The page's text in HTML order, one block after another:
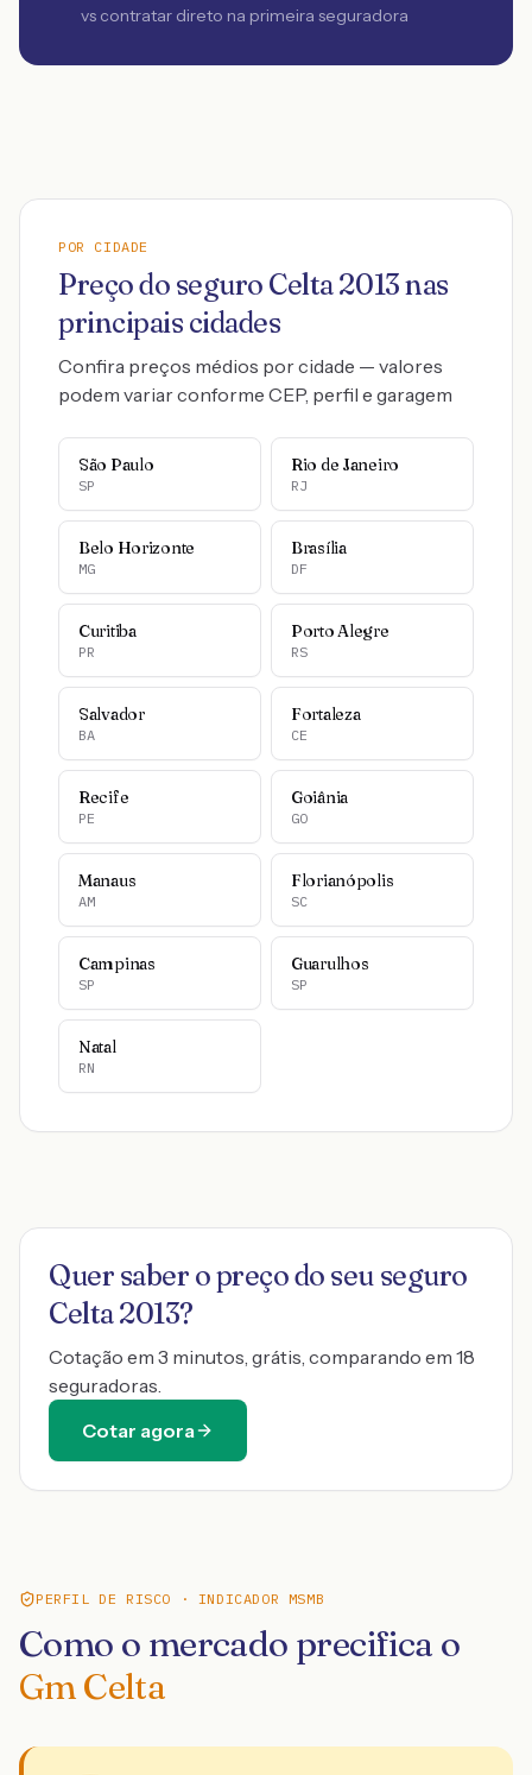
vs contratar direto na primeira seguradora
POR CIDADE
Preço do seguro Celta2013nas
principais cidades
Confira preços médios por cidade — valores
podem variar conforme CEP, perfil e garagem
São Paulo
SP
Rio de Janeiro
RJ
Belo Horizonte
MG
Brasília
DF
Curitiba
PR
Porto Alegre
RS
Salvador
BA
Fortaleza
CE
Recife
PE
Goiânia
GO
Manaus
AM
Florianópolis
SC
Campinas
SP
Guarulhos
SP
Natal
RN
Quer saber o preço do seu seguro
Celta 2013?
Cotação em 3 minutos, grátis, comparando em 18
seguradoras.
Cotar agora
PERFIL DE RISCO · INDICADOR MSMB
Como o mercado precifica o
Gm Celta